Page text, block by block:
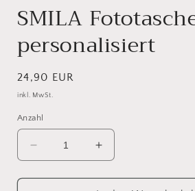
SMILA
personalisiert
Normaler
Preis
24,90 EUR
inkl. MwSt.
Anzahl
Verringere
die
Menge
Erhöhe
die
Menge